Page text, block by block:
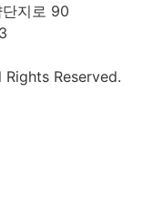
지로 90
Reserved.